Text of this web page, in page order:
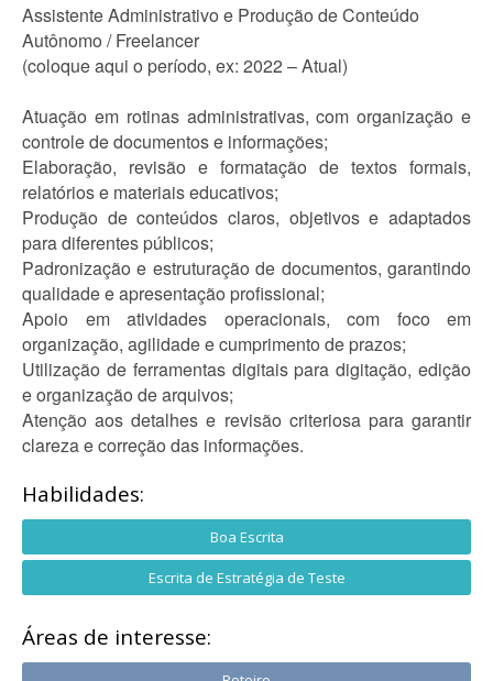
Assistente Administrativo e Produção de Conteúdo
Autônomo / Freelancer
(coloque aqui o período, ex: 2022 – Atual)
Atuação em rotinas administrativas, com organização e
controle de documentos e informações;
Elaboração, revisão e formatação de textos formais,
relatórios e materiais educativos;
Produção de conteúdos claros, objetivos e adaptados
para diferentes públicos;
Padronização e estruturação de documentos, garantindo
qualidade e apresentação profissional;
Apoio em atividades operacionais, com foco em
organização, agilidade e cumprimento de prazos;
Utilização de ferramentas digitais para digitação, edição
e organização de arquivos;
Atenção aos detalhes e revisão criteriosa para garantir
clareza e correção das informações.
Habilidades:
Boa Escrita
Escrita de Estratégia de Teste
Áreas de interesse: